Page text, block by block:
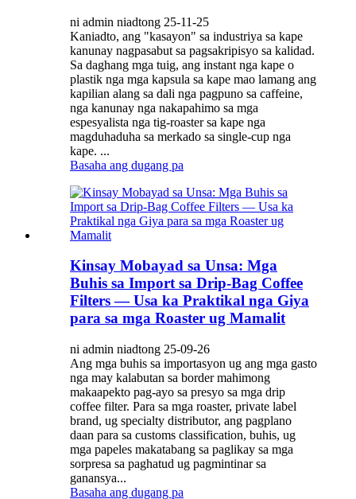
ni admin niadtong 25-11-25
Kaniadto, ang "kasayon" sa industriya sa kape
kanunay nagpasabut sa pagsakripisyo sa kalidad.
Sa daghang mga tuig, ang instant nga kape o
plastik nga mga kapsula sa kape mao lamang ang
kapilian alang sa dali nga pagpuno sa caffeine,
nga kanunay nga nakapahimo sa mga
espesyalista nga tig-roaster sa kape nga
magduhaduha sa merkado sa single-cup nga
kape. ...
Basaha ang dugang pa
Kinsay Mobayad sa Unsa: Mga
Buhis sa Import sa Drip-Bag Coffee
Filters — Usa ka Praktikal nga Giya
para sa mga Roaster ug Mamalit
ni admin niadtong 25-09-26
Ang mga buhis sa importasyon ug ang mga gasto
nga may kalabutan sa border mahimong
makaapekto pag-ayo sa presyo sa mga drip
coffee filter. Para sa mga roaster, private label
brand, ug specialty distributor, ang pagplano
daan para sa customs classification, buhis, ug
mga papeles makatabang sa paglikay sa mga
sorpresa sa paghatud ug pagmintinar sa
ganansya...
Basaha ang dugang pa